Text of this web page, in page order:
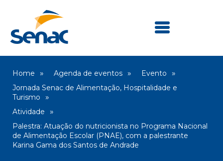
Home Agenda de eventos
Evento
Jornada Senac de Alimentação, Hospitalidade e
Turismo
Atividade
Palestra: Atuação do nutricionista no Programa Nacional
de Alimentação Escolar (PNAE), com a palestrante
Karina Gama dos Santos de Andrade